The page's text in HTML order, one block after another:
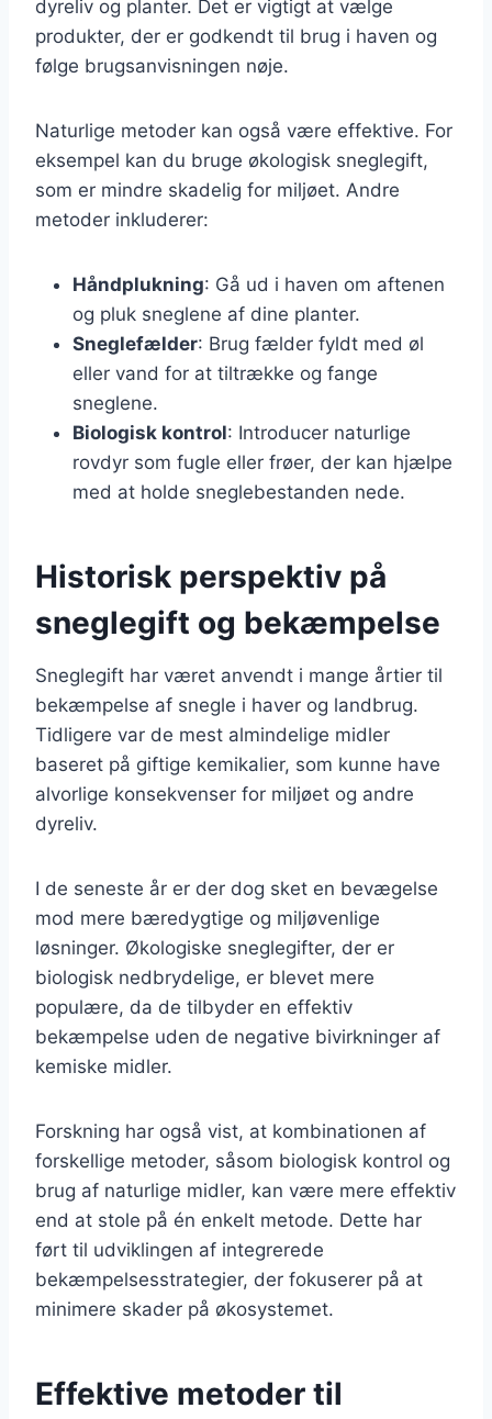
dyreliv og planter. Det er vigtigt at vælge
produkter, der er godkendt til brug i haven og
følge brugsanvisningen nøje.
Naturlige metoder kan også være effektive. For
eksempel kan du bruge økologisk sneglegift,
som er mindre skadelig for miljøet. Andre
metoder inkluderer:
Håndplukning: Gå ud i haven om aftenen
og pluk sneglene af dine planter.
Sneglefælder: Brug fælder fyldt med øl
eller vand for at tiltrække og fange
sneglene.
Biologisk kontrol: Introducer naturlige
rovdyr som fugle eller frøer, der kan hjælpe
med at holde sneglebestanden nede.
Historisk perspektiv på
sneglegift og bekæmpelse
Sneglegift har været anvendt i mange årtier til
bekæmpelse af snegle i haver og landbrug.
Tidligere var de mest almindelige midler
baseret på giftige kemikalier, som kunne have
alvorlige konsekvenser for miljøet og andre
dyreliv.
I de seneste år er der dog sket en bevægelse
mod mere bæredygtige og miljøvenlige
løsninger. Økologiske sneglegifter, der er
biologisk nedbrydelige, er blevet mere
populære, da de tilbyder en effektiv
bekæmpelse uden de negative bivirkninger af
kemiske midler.
Forskning har også vist, at kombinationen af
forskellige metoder, såsom biologisk kontrol og
brug af naturlige midler, kan være mere effektiv
end at stole på én enkelt metode. Dette har
ført til udviklingen af integrerede
bekæmpelsesstrategier, der fokuserer på at
minimere skader på økosystemet.
Effektive metoder til